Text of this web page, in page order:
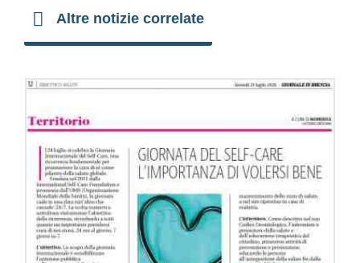
Altre notizie correlate